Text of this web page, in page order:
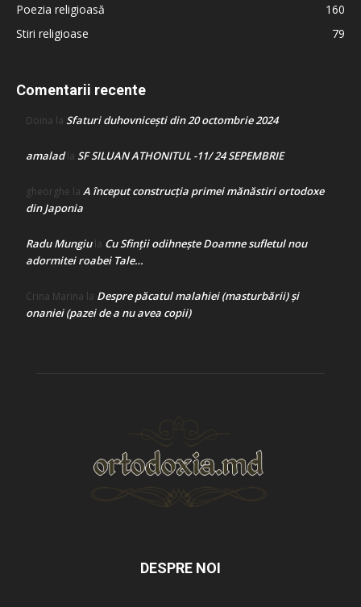
Poezia religioasă
160
Stiri religioase
79
Comentarii recente
Doina la Sfaturi duhovnicești din 20 octombrie 2024
amaladla SF SILUAN ATHONITUL -11/ 24 SEPEMBRIE
gheorghe la A început construcţia primei mănăstiri ortodoxe
din Japonia
Radu Mungiula Cu Sfinții odihnește Doamne sufletul nou
adormitei roabei Tale…
Crina Marina la Despre păcatul malahiei (masturbării) şi
onaniei (pazei de a nu avea copii)
DESPRE NOI